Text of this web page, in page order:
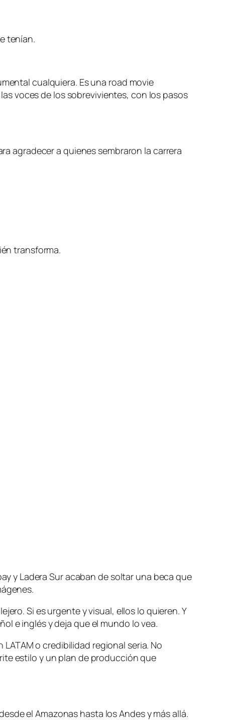
tenían.
cualquiera. Es una road movie
voces de los sobrevivientes, con los pasos
agradecer a quienes sembraron la carrera
transforma.
y Ladera Sur acaban de soltar una beca que
Si es urgente y visual, ellos lo quieren. Y
e inglés y deja que el mundo lo vea.
o credibilidad regional seria. No
estilo y un plan de producción que
el Amazonas hasta los Andes y más allá.